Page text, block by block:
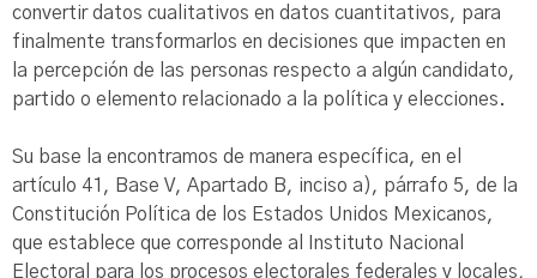
convertir datos cualitativos en datos cuantitativos, para
finalmente transformarlos en decisiones que impacten en
la percepción de las personas respecto a algún candidato,
partido o elemento relacionado a la política y elecciones.
Su base la encontramos de manera específica, en el
artículo 41, Base V, Apartado B, inciso a), párrafo 5, de la
Constitución Política de los Estados Unidos Mexicanos,
que establece que corresponde al Instituto Nacional
Electoral para los procesos electorales federales y locales,